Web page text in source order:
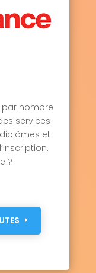
nombre
services
et
?